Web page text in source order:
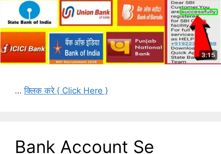
…क्लिक करे { Click Here }
Bank Account Se